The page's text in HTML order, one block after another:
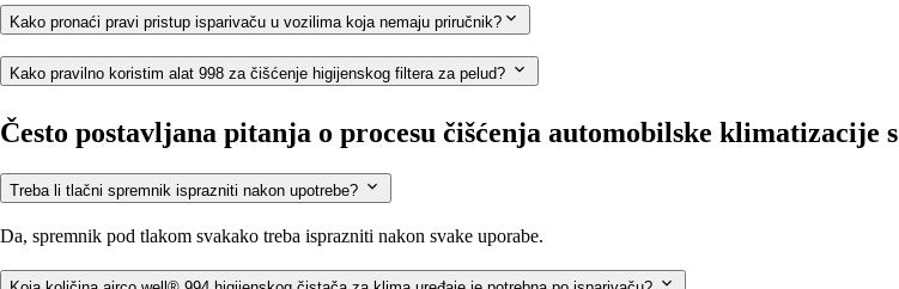
Kako pronaći pravi pristup isparivaču u vozilima koja nemaju priručnik?
Kako pravilno koristim alat 998 za čišćenje higijenskog filtera za pelud?
Često postavljana pitanja o procesu čišćenja automobilske klimatizacije s
Treba li tlačni spremnik isprazniti nakon upotrebe?
Da, spremnik pod tlakom svakako treba isprazniti nakon svake uporabe.